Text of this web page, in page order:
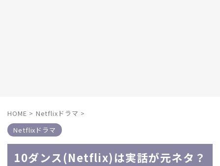
HOME > Netflixドラマ >
Netflixドラマ
10ダンス(Netflix)は実話が元ネタ？